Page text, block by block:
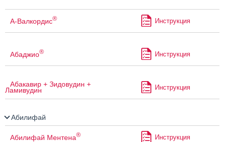
А-Валкордис® Инструкция
Абаджио® Инструкция
Абакавир + Зидовудин +
Ламивудин Инструкция
Абилифай
Абилифай Ментена® Инструкция